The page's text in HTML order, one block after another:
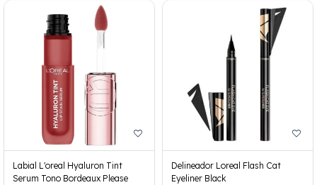
Labial L'oreal Hyaluron Tint
Serum Tono Bordeaux Please
Delineador Loreal Flash Cat
Eyeliner Black